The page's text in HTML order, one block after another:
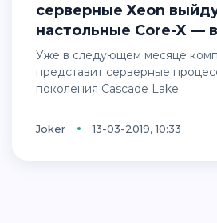
серверные Xeon
настольные Core-X —
Уже в следующем месяце компания Intel
представит серверные
поколения Cascade Lake
Joker 13-03-2019, 10:33